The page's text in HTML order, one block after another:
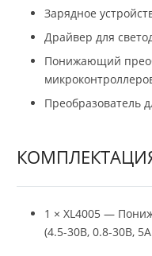
Зарядное
Драйвер для
Понижающий
Преобразователь
1 × XL4005 —
(4.5-30В, 0.8-30В, 5А